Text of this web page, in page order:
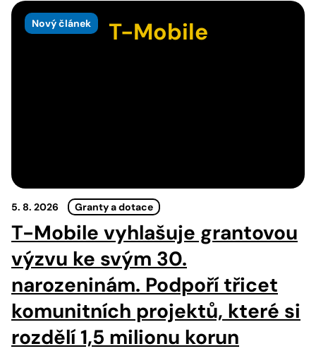
Nový článek T-Mobile
5. 8. 2026 Granty a dotace
T-Mobile vyhlašuje grantovou
výzvu ke svým 30.
narozeninám. Podpoří třicet
komunitních projektů, které si
rozdělí 1,5 milionu korun